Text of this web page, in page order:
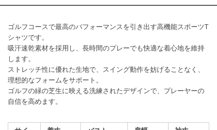
ゴルフコースで最高のパフォーマンスを引き出す高機能スポーツT
シャツです。
吸汗速乾素材を採用し、長時間のプレーでも快適な着心地を維持
します。
ストレッチ性に優れた生地で、スイング動作を妨げることなく、
理想的なフォームをサポート。
ゴルフの緑の芝生に映える洗練されたデザインで、プレーヤーの
自信を高めます。